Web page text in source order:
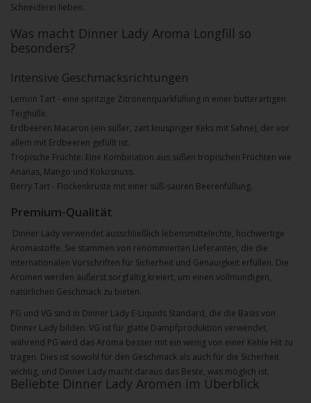
Schneiderei lieben.
Was macht Dinner Lady Aroma Longfill so
besonders?
Intensive Geschmacksrichtungen
Lemon Tart - eine spritzige Zitronenquarkfüllung in einer butterartigen
Teighülle.
Erdbeeren Macaron (ein süßer, zart knuspriger Keks mit Sahne), der vor
allem mit Erdbeeren gefüllt ist.
Tropische Früchte: Eine Kombination aus süßen tropischen Früchten wie
Ananas, Mango und Kokosnuss.
Berry Tart - Flockenkruste mit einer süß-sauren Beerenfüllung.
Premium-Qualität
Dinner Lady verwendet ausschließlich lebensmittelechte, hochwertige
Aromastoffe. Sie stammen von renommierten Lieferanten, die die
internationalen Vorschriften für Sicherheit und Genauigkeit erfüllen. Die
Aromen werden äußerst sorgfältig kreiert, um einen vollmundigen,
natürlichen Geschmack zu bieten.
PG und VG sind in Dinner Lady E-Liquids Standard, die die Basis von
Dinner Lady bilden. VG ist für glatte Dampfproduktion verwendet,
während PG wird das Aroma besser mit ein wenig von einer Kehle Hit zu
tragen. Dies ist sowohl für den Geschmack als auch für die Sicherheit
wichtig, und Dinner Lady macht daraus das Beste, was möglich ist.
Beliebte Dinner Lady Aromen im Überblick